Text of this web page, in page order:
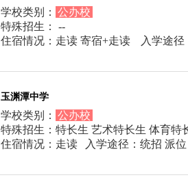
学校类别： 公办校
特殊招生： --
住宿情况：走读 寄宿+走读
入学途
玉渊潭中学
学校类别： 公办校
特殊招生：特长生 艺术特长生 体育特
住宿情况：走读
入学途径：统招 派